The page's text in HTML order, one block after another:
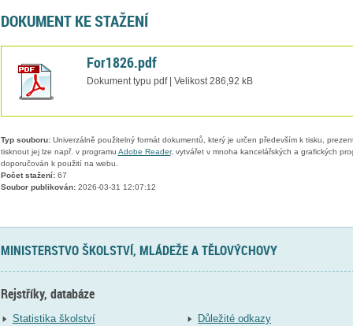
DOKUMENT KE STAŽENÍ
For1826.pdf
Dokument typu pdf | Velikost 286,92 kB
Typ souboru:Univerzálně použitelný formát dokumentů, který je určen především k tisku,
tisknout jej lze např. v programu Adobe Reader, vytvářet v mnoha kancelářských a grafických
doporučován k použití na webu.
Počet stažení:67
Soubor publikován:2026-03-31 12:07:12
MINISTERSTVO ŠKOLSTVÍ, MLÁDEŽE A TĚLOVÝCHOVY
Rejstříky, databáze
Statistika školství
Důležité odkazy